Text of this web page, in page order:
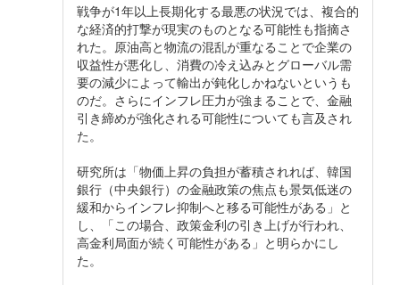
戦争が1年以上長期化する最悪の状況では、複合的
な経済的打撃が現実のものとなる可能性も指摘さ
れた。原油高と物流の混乱が重なることで企業の
収益性が悪化し、消費の冷え込みとグローバル需
要の減少によって輸出が鈍化しかねないというも
のだ。さらにインフレ圧力が強まることで、金融
引き締めが強化される可能性についても言及され
た。
研究所は「物価上昇の負担が蓄積されれば、韓国
銀行（中央銀行）の金融政策の焦点も景気低迷の
緩和からインフレ抑制へと移る可能性がある」と
し、「この場合、政策金利の引き上げが行われ、
高金利局面が続く可能性がある」と明らかにし
た。